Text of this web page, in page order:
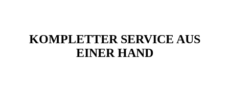
KOMPLETTER SERVICE AUS
EINER HAND